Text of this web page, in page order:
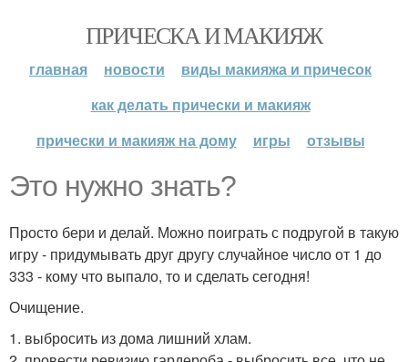
ПРИЧЕСКА И МАКИЯЖ
главная новости
виды макияжа и причесок
как делать прически и макияж
прически и макияж на дому
игры отзывы
Это нужно знать?
Просто бери и делай. Можно поиграть с подругой в такую
игру - придумывать друг другу случайное число от 1 до
333 - кому что выпало, то и сделать сегодня!
Очищение.
1. выбросить из дома лишний хлам.